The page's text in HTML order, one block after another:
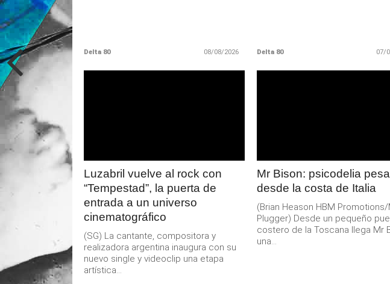
Delta 80 08/08/2026 Delta 80 07/
Luzabril vuelve al rock con
“Tempestad”, la puerta de
entrada a un universo
cinematográfico
(SG) La cantante, compositora y
realizadora argentina inaugura con su
nuevo single y videoclip una etapa
artística...
Mr Bison: psicodelia
desde la costa de Italia
(Brian Heason HBM
Plugger) Desde un pequeño
costero de la Toscana llega Mr
una...